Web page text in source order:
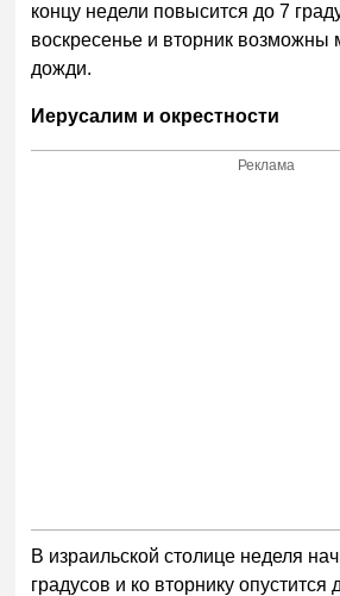
концу недели повысится до 7
воскресенье и вторник
дожди.
Иерусалим и окрестности
Реклама
В израильской столице неделя
градусов и ко вторнику опустится